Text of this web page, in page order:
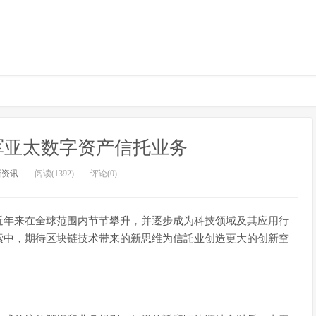
亚太数字资产信托业务
讯 阅读(1392) 评论(0)
来在全球范围内节节攀升，并逐步成为科技领域及其应用行
，期待区块链技术带来的新思维为信託业创造更大的创新空